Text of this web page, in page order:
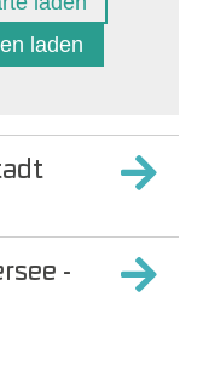
laden
-